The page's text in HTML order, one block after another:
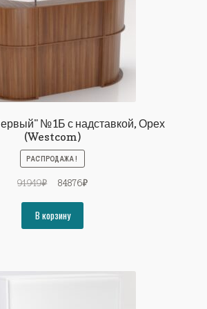
№1Б с надставкой, Орех
(Westcom)
РАСПРОДАЖА!
91949₽
Первоначальная
составляла
91949₽.
84876₽Текущая
В корзину